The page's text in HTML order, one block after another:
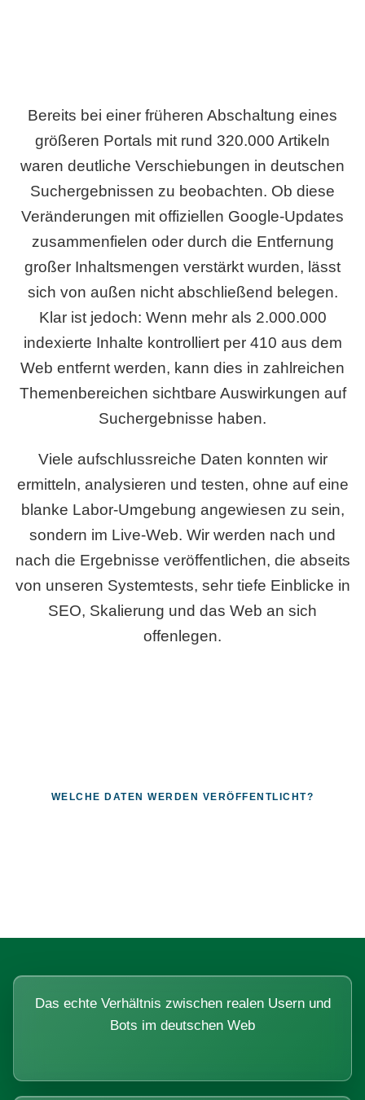
Bereits bei einer früheren Abschaltung eines
größeren Portals mit rund 320.000 Artikeln
waren deutliche Verschiebungen in deutschen
Suchergebnissen zu beobachten. Ob diese
Veränderungen mit offiziellen Google-Updates
zusammenfielen oder durch die Entfernung
großer Inhaltsmengen verstärkt wurden, lässt
sich von außen nicht abschließend belegen.
Klar ist jedoch: Wenn mehr als 2.000.000
indexierte Inhalte kontrolliert per 410 aus dem
Web entfernt werden, kann dies in zahlreichen
Themenbereichen sichtbare Auswirkungen auf
Suchergebnisse haben.
Viele aufschlussreiche Daten konnten wir
ermitteln, analysieren und testen, ohne auf eine
blanke Labor-Umgebung angewiesen zu sein,
sondern im Live-Web. Wir werden nach und
nach die Ergebnisse veröffentlichen, die abseits
von unseren Systemtests, sehr tiefe Einblicke in
SEO, Skalierung und das Web an sich
offenlegen.
WELCHE DATEN WERDEN VERÖFFENTLICHT?
Das echte Verhältnis zwischen realen Usern und
Bots im deutschen Web